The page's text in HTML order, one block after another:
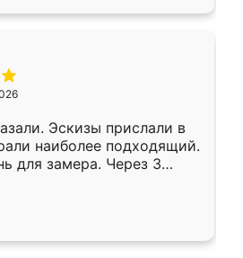
Эскизы прислали в
наиболее подходящий.
для замера. Через 3
уже готова. Остались
Спасибо Ренессанс
работу!